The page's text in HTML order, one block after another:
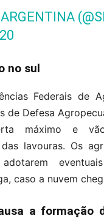
no sul
Federais de
de Defesa
máximo e
lavouras. Os
caso a nuvem
a formação